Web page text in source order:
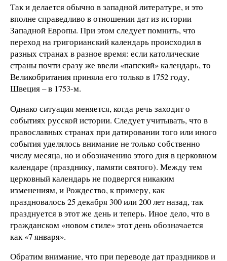
Так и делается обычно в западной литературе, и это
вполне справедливо в отношении дат из истории
Западной Европы. При этом следует помнить, что
переход на григорианский календарь происходил в
разных странах в разное время: если католические
страны почти сразу же ввели «папский» календарь, то
Великобритания приняла его только в 1752 году,
Швеция – в 1753-м.
Однако ситуация меняется, когда речь заходит о
событиях русской истории. Следует учитывать, что в
православных странах при датировании того или иного
события уделялось внимание не только собственно
числу месяца, но и обозначению этого дня в церковном
календаре (празднику, памяти святого). Между тем
церковный календарь не подвергся никаким
изменениям, и Рождество, к примеру, как
праздновалось 25 декабря 300 или 200 лет назад, так
празднуется в этот же день и теперь. Иное дело, что в
гражданском «новом стиле» этот день обозначается
как «7 января».
Обратим внимание, что при переводе дат праздников и